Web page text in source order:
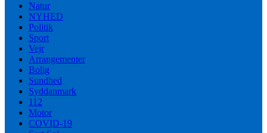
Natur
NYHED
Politik
Sport
Vejr
Arrangementer
Bolig
Sundhed
Syddanmark
112
Motor
COVID-19